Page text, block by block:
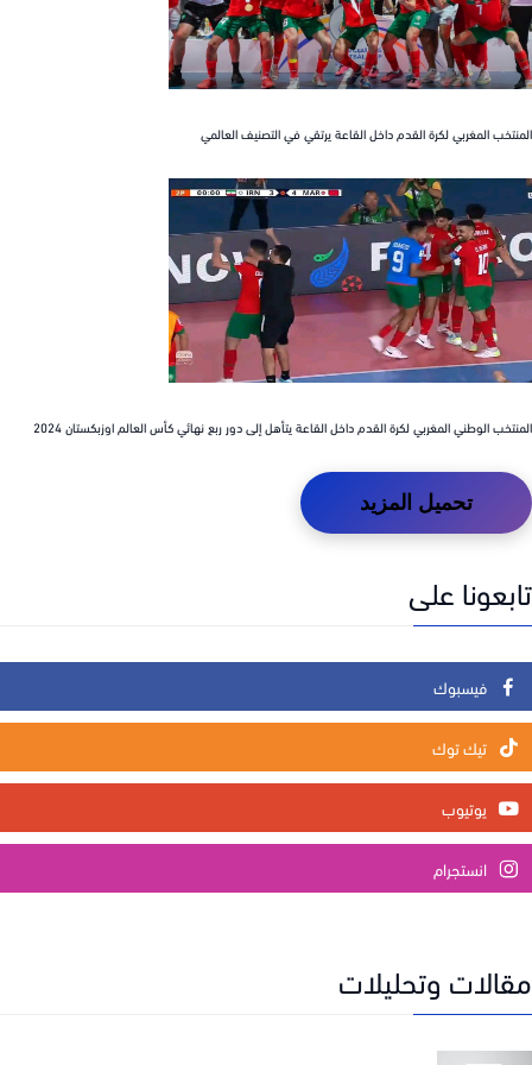
المغربي لكرة القدم داخل القاعة يرتقي في التصنيف العالمي
الوطني المغربي لكرة القدم داخل القاعة يتأهل إلى دور ربع نهائي كأس العالم اوزبكستان 2024
تحميل المزيد
على
فيسبوك
تيك توك
يوتيوب
انستجرام
وتحليلات